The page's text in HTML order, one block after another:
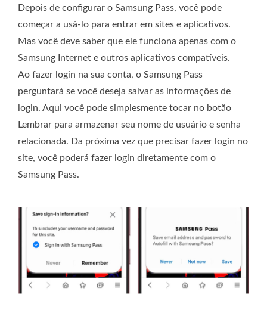
Depois de configurar o Samsung Pass, você pode
começar a usá-lo para entrar em sites e aplicativos.
Mas você deve saber que ele funciona apenas com o
Samsung Internet e outros aplicativos compatíveis.
Ao fazer login na sua conta, o Samsung Pass
perguntará se você deseja salvar as informações de
login. Aqui você pode simplesmente tocar no botão
Lembrar para armazenar seu nome de usuário e senha
relacionada. Da próxima vez que precisar fazer login no
site, você poderá fazer login diretamente com o
Samsung Pass.